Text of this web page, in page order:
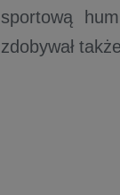
sportową
zdobywał